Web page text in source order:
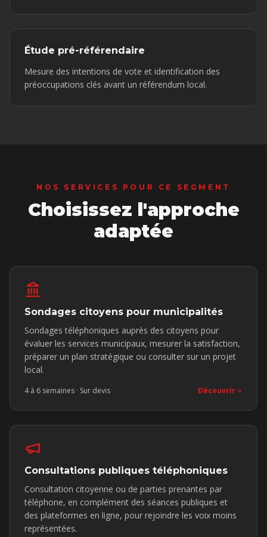
Étude pré-référendaire
Mesure des intentions de vote et identification des
préoccupations clés avant un référendum local.
NOS SERVICES POUR CE SEGMENT
Choisissez l'approche
adaptée
Sondages citoyens pour municipalités
Sondages téléphoniques auprès des citoyens pour
évaluer les services municipaux, mesurer la satisfaction,
préparer un plan stratégique ou consulter sur un projet
local.
4 à 6 semaines · Sur devis Découvrir
Consultations publiques téléphoniques
Consultation citoyenne ou de parties prenantes par
téléphone, en complément des séances publiques et
des plateformes en ligne, pour rejoindre les voix moins
représentées.